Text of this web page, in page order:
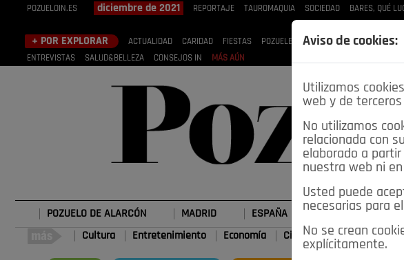
POZUELOIN.ES diciembre de 2021 REPORTAJE TAUROMAQUIA SOCIEDAD BARES, QUÉ
+ POR EXPLORAR ACTUALIDAD CARIDAD FIESTAS POZUELEROS LAS BUENAS MANERAS
ENTREVISTAS
SALUD&BELLEZA CONSEJOS IN MÁS AÚN
POZUELO DE ALARCÓN MADRID ESPAÑA DEPORTES
Cultura Entretenimiento Economía Ciencia&Tecnología
Aviso de cookies:
Utilizamos
web y de
No utilizamos
relacionada con
elaborado a
nuestra web ni
Usted puede
necesarias para
No se crean
explícitamente.